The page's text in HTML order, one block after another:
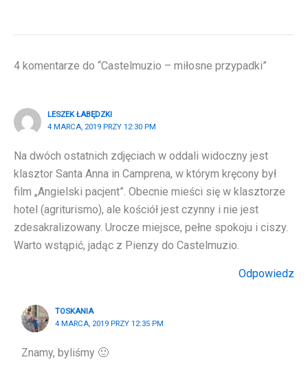
4 komentarze do “Castelmuzio – miłosne przypadki”
LESZEK ŁABĘDZKI
4 MARCA, 2019 PRZY 12:30 PM
Na dwóch ostatnich zdjęciach w oddali widoczny jest
klasztor Santa Anna in Camprena, w którym kręcony był
film „Angielski pacjent”. Obecnie mieści się w klasztorze
hotel (agriturismo), ale kościół jest czynny i nie jest
zdesakralizowany. Urocze miejsce, pełne spokoju i ciszy.
Warto wstąpić, jadąc z Pienzy do Castelmuzio.
Odpowiedz
TOSKANIA
4 MARCA, 2019 PRZY 12:35 PM
Znamy, byliśmy 🙂